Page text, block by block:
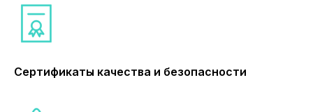
Сертификаты качества и безопасности